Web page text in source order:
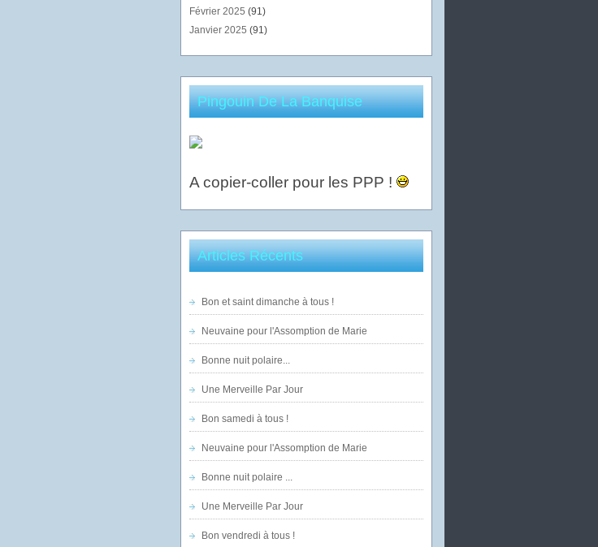
Février 2025 (91)
Janvier 2025 (91)
Pingouin De La Banquise
A copier-coller pour les PPP !
Articles Récents
Bon et saint dimanche à tous !
Neuvaine pour l'Assomption de Marie
Bonne nuit polaire...
Une Merveille Par Jour
Bon samedi à tous !
Neuvaine pour l'Assomption de Marie
Bonne nuit polaire ...
Une Merveille Par Jour
Bon vendredi à tous !